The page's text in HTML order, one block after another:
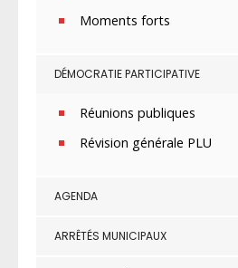
Moments forts
DÉMOCRATIE PARTICIPATIVE
Réunions publiques
Révision générale PLU
AGENDA
ARRÊTÉS MUNICIPAUX